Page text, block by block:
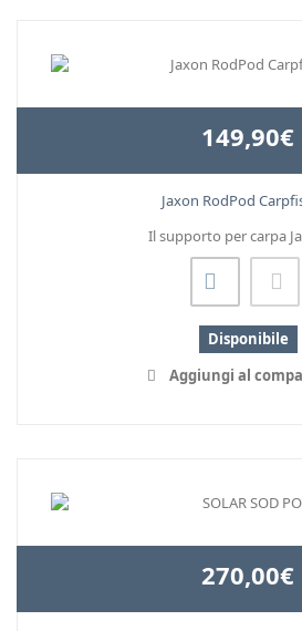
149,90€
Jaxon RodPod
Il supporto per carpa
Disponibile
Aggiungi al
270,00€